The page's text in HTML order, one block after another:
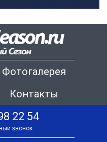
Фотогалерея
Контакты
22 54
звонок